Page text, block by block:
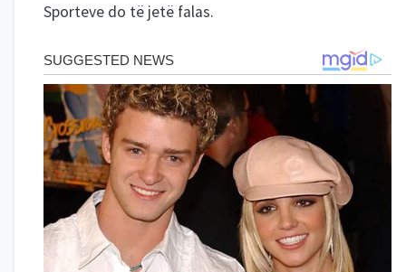
Sporteve do të jetë falas.